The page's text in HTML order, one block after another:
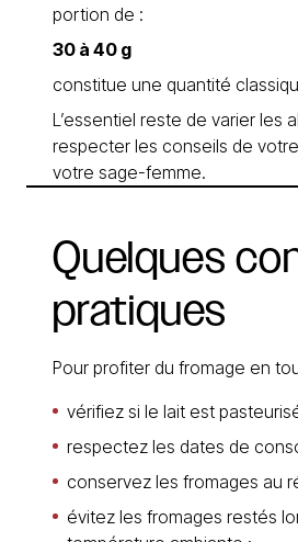
portion de :
30 à 40 g
constitue une quantité
L’essentiel reste de varier les
respecter les conseils de
votre sage-femme.
Quelques
pratiques
Pour profiter du fromage en
vérifiez si le lait est
respectez les dates de
conservez les fromages au
évitez les fromages restés